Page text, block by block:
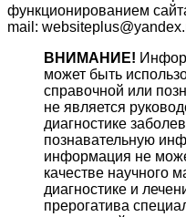
функционированием
mail:
ВНИМАНИЕ!
может быть
справочной или
не является
диагностике
познавательную
информация не
качестве научного
диагностике и
прерогатива